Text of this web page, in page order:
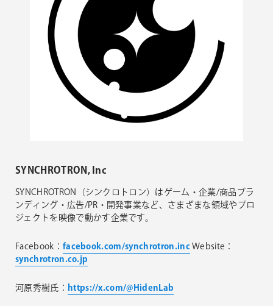
SYNCHROTRON, Inc
SYNCHROTRON（シンクロトロン）はゲーム・企業/商品ブラ
ンディング・広告/PR・開発事業など、さまざまな領域やプロ
ジェクトを映像で動かす企業です。
Facebook： facebook.com/synchrotron.incWebsite：
synchrotron.co.jp
河原秀樹氏： https://x.com/@HidenLab